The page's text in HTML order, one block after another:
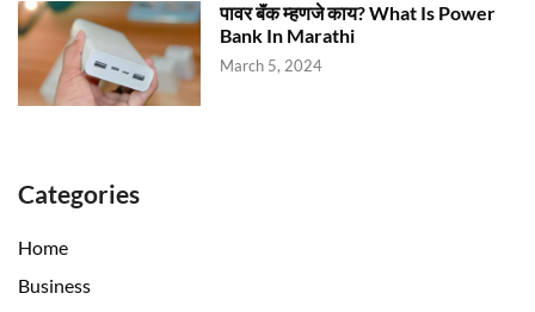
पावर बॅंक म्हणजे काय? What Is Power
Bank In Marathi
March 5, 2024
Categories
Home
Business